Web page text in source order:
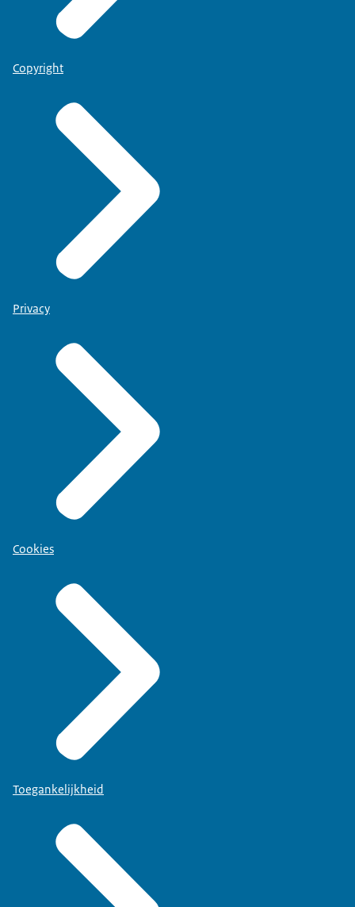
Copyright
Privacy
Cookies
Toegankelijkheid